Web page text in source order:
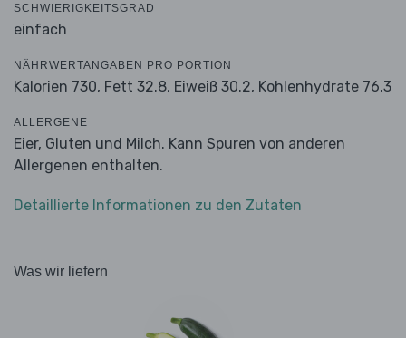
SCHWIERIGKEITSGRAD
einfach
NÄHRWERTANGABEN PRO PORTION
Kalorien 730, Fett 32.8, Eiweiß 30.2, Kohlenhydrate 76.3
ALLERGENE
Eier, Gluten und Milch. Kann Spuren von anderen
Allergenen enthalten.
Detaillierte Informationen zu den Zutaten
Was wir liefern